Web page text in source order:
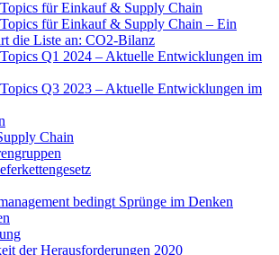
für Einkauf & Supply Chain
für Einkauf & Supply Chain – Ein
die Liste an: CO2-Bilanz
Q1 2024 – Aktuelle Entwicklungen im
Q3 2023 – Aktuelle Entwicklungen im
Chain
bedingt Sprünge im Denken
der Herausforderungen 2020